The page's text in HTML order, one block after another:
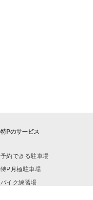
特Pのサービス
予約できる駐車場
特P月極駐車場
バイク練習場